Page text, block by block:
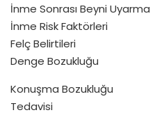
İnme Sonrası Beyni Uyarma
İnme Risk Faktörleri
Felç Belirtileri
Denge Bozukluğu
Konuşma Bozukluğu
Tedavisi